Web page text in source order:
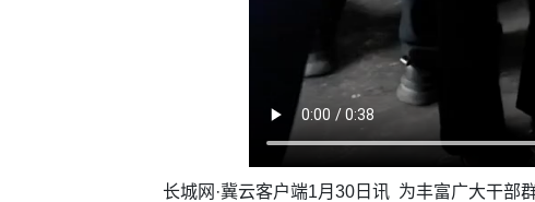
长城网·冀云客户端1月30日讯 为丰富广大干部